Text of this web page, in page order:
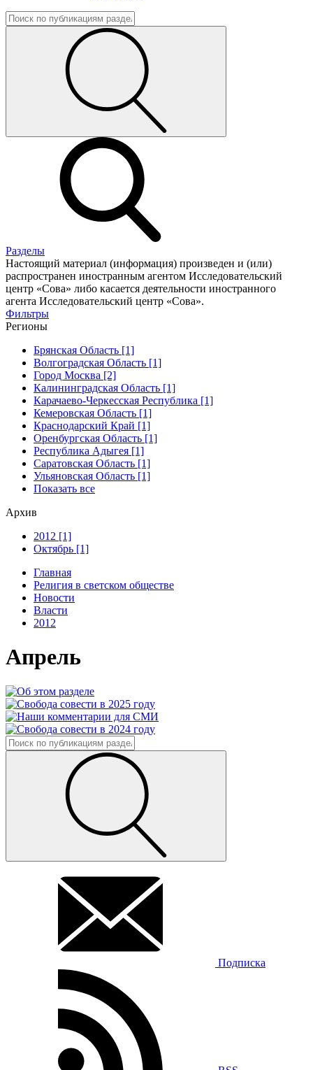
Разделы
Настоящий материал (информация) произведен и (или)
распространен иностранным агентом Исследовательский
центр «Сова» либо касается деятельности иностранного
агента Исследовательский центр «Сова».
Фильтры
Регионы
Брянская Область [1]
Волгоградская Область [1]
Город Москва [2]
Калининградская Область [1]
Карачаево-Черкесская Республика [1]
Кемеровская Область [1]
Краснодарский Край [1]
Оренбургская Область [1]
Республика Адыгея [1]
Саратовская Область [1]
Ульяновская Область [1]
Показать все
Архив
2012 [1]
Октябрь [1]
Главная
Религия в светском обществе
Новости
Власти
2012
Апрель
Подписка